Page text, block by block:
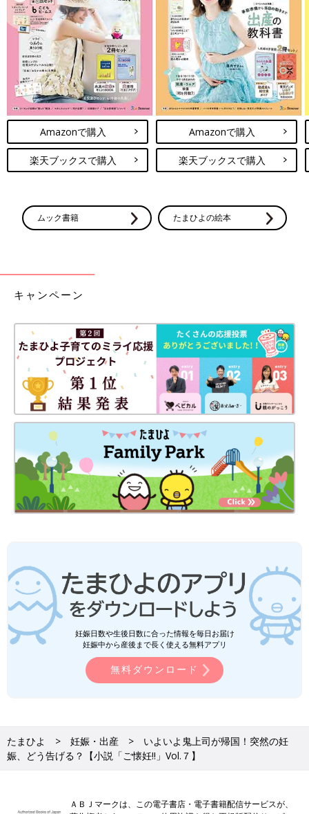
ご懐妊!!３～愛は続くよ、どこまでも～ (スターツ出版文庫)
彼氏とも別れ、イケ
６】
一覧
次の話
赤ちゃんがいます！決
Amazonで購入
楽天ブックスで購入
Amazonで購入
楽天ブックスで購入
ムック書籍 たまひよの絵本
キャンペーン
妊娠日数や生後日数に合った情報を毎日お届け
妊娠中から産後まで長く使える無料アプリ
無料ダウンロード
たまひよ 妊娠・出産
いよいよ鬼上司が帰国！突然の妊
娠、どう告げる？【小説「ご懐妊!!」Vol.７】
ＡＢＪマークは、この電子書店・電子書籍配信サービスが、